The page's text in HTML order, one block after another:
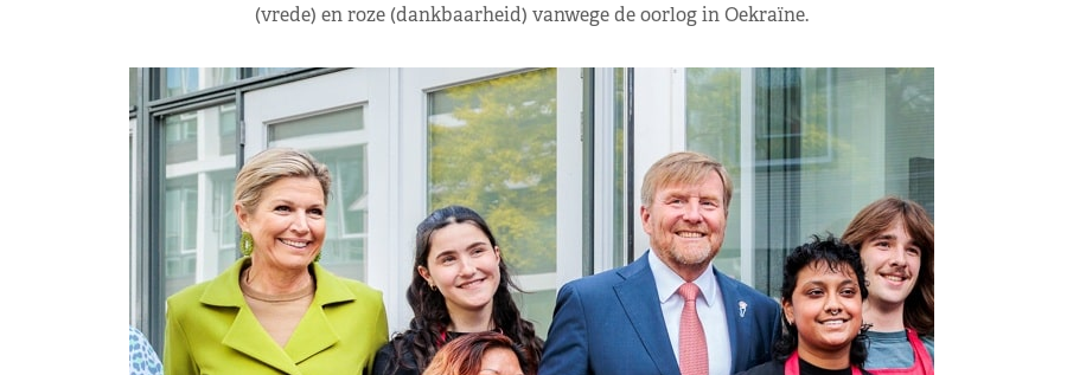
(vrede) en roze (dankbaarheid) vanwege de oorlog in Oekraïne.